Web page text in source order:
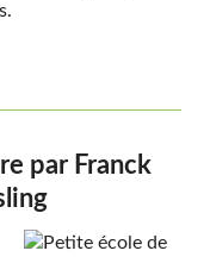
par Franck